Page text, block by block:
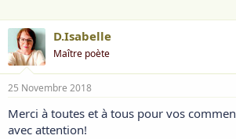
D.Isabelle
Maître poète
25 Novembre 2018
Merci à toutes et à tous pour vos
avec attention!